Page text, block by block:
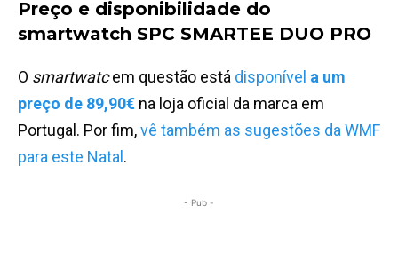
Preço e disponibilidade do
smartwatch SPC SMARTEE DUO PRO
O smartwatcem questão está disponível a um
preço de 89,90€ na loja oficial da marca em
Portugal. Por fim,vê também as sugestões da WMF
para este Natal .
- Pub -